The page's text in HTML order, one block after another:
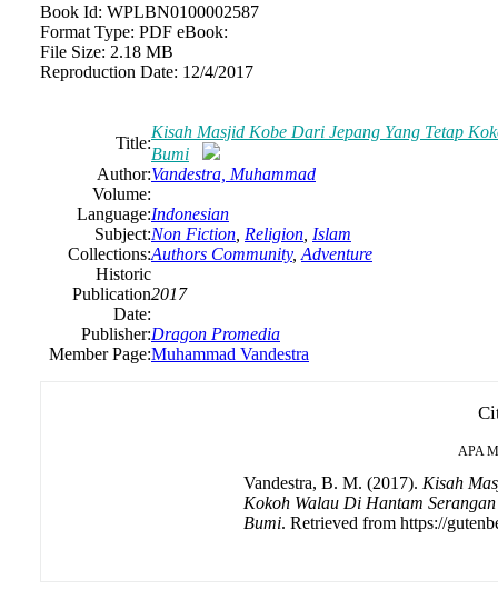
Book Id: WPLBN0100002587
Format Type: PDF eBook:
File Size: 2.18 MB
Reproduction Date: 12/4/2017
Title:
Kisah Masjid Kobe Dari Jepang Yang Tetap
Bumi
Author:Vandestra, Muhammad
Volume:
Language:Indonesian
Subject:Non Fiction Religion Islam
Collections:Authors Community, Adventure
Historic
Publication
Date:
2017
Publisher:Dragon Promedia
Member Page:Muhammad Vandestra
APA
Vandestra, B. M. (2017). Kisah
Kokoh Walau Di Hantam
Bumi. Retrieved from https://